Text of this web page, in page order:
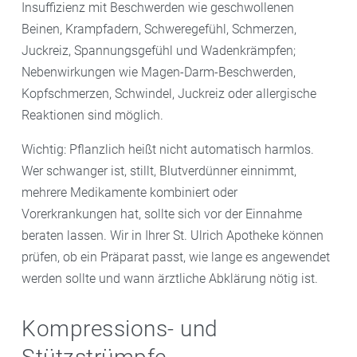
Insuffizienz mit Beschwerden wie geschwollenen
Beinen, Krampfadern, Schweregefühl, Schmerzen,
Juckreiz, Spannungsgefühl und Wadenkrämpfen;
Nebenwirkungen wie Magen-Darm-Beschwerden,
Kopfschmerzen, Schwindel, Juckreiz oder allergische
Reaktionen sind möglich.
Wichtig: Pflanzlich heißt nicht automatisch harmlos.
Wer schwanger ist, stillt, Blutverdünner einnimmt,
mehrere Medikamente kombiniert oder
Vorerkrankungen hat, sollte sich vor der Einnahme
beraten lassen. Wir in Ihrer St. Ulrich Apotheke können
prüfen, ob ein Präparat passt, wie lange es angewendet
werden sollte und wann ärztliche Abklärung nötig ist.
Kompressions- und